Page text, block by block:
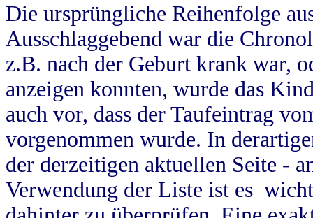
Die ursprüngliche Reihenfolge
Ausschlaggebend war die
z.B. nach der Geburt krank war,
anzeigen konnten, wurde das
auch vor, dass der Taufeintrag
vorgenommen wurde. In
der derzeitigen aktuellen Seite -
Verwendung der Liste ist es